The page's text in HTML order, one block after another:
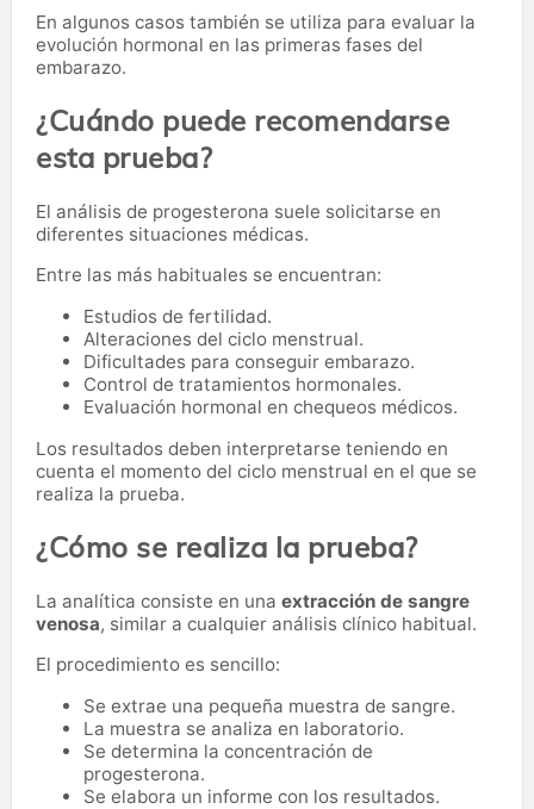
En algunos casos también se utiliza para evaluar la
evolución hormonal en las primeras fases del
embarazo.
¿Cuándo puede recomendarse
esta prueba?
El análisis de progesterona suele solicitarse en
diferentes situaciones médicas.
Entre las más habituales se encuentran:
Estudios de fertilidad.
Alteraciones del ciclo menstrual.
Dificultades para conseguir embarazo.
Control de tratamientos hormonales.
Evaluación hormonal en chequeos médicos.
Los resultados deben interpretarse teniendo en
cuenta el momento del ciclo menstrual en el que se
realiza la prueba.
¿Cómo se realiza la prueba?
La analítica consiste en una extracción de sangre
venosa, similar a cualquier análisis clínico habitual.
El procedimiento es sencillo:
Se extrae una pequeña muestra de sangre.
La muestra se analiza en laboratorio.
Se determina la concentración de
progesterona.
Se elabora un informe con los resultados.